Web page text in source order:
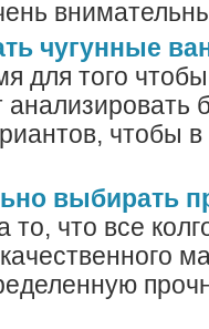
чугунные
для того
анализировать
чтобы
выбирать
то, что все